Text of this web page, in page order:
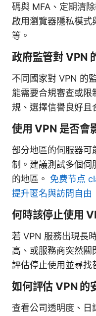
碼與 MFA、定期清
啟用瀏覽器隱私模式
等。
政府監管對 VPN
不同國家對 VPN 的
能需要合規審查或限
規、選擇信譽良好且
使用 VPN 是否會
部分地區的伺服器可
制。建議測試多個伺
的地區。 免费节点
提升匿名與訪問自由
何時該停止使用
若 VPN 服務出現長
高、或服務商突然關
評估停止使用並尋找
如何評估 VPN 的
查看公司透明度、日